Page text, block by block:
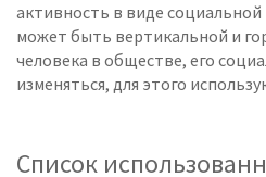
активность в виде
может быть вертикальной и
человека в обществе, его
изменяться, для этого
Список